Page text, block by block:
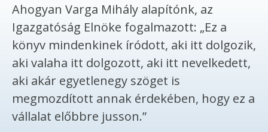
Ahogyan Varga Mihály alapítónk, az
Igazgatóság Elnöke fogalmazott: „Ez a
könyv mindenkinek íródott, aki itt dolgozik,
aki valaha itt dolgozott, aki itt nevelkedett,
aki akár egyetlenegy szöget is
megmozdított annak érdekében, hogy ez a
vállalat előbbre jusson.”